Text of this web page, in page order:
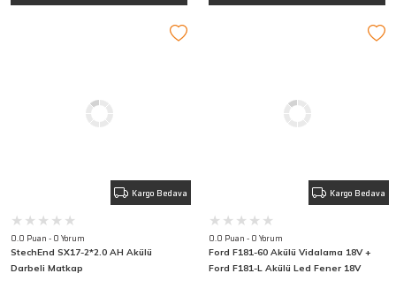
Kargo Bedava
0.0 Puan - 0 Yorum
StechEnd SX17-2*2.0 AH Akülü
Darbeli Matkap
Kargo Bedava
0.0 Puan - 0 Yorum
Ford F181-60 Akülü Vidalama 18V +
Ford F181-L Akülü Led Fener 18V